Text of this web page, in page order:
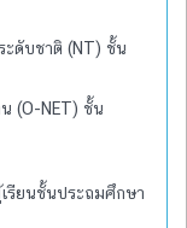
ะดับชาติ (NT) ชั้น
(O-NET) ชั้น
รียนชั้นประถมศึกษา